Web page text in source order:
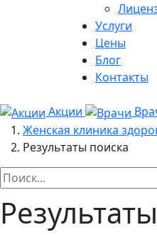
Услуги
Цены
Блог
Контакты
Акции
Женская клиника
Результаты поиска